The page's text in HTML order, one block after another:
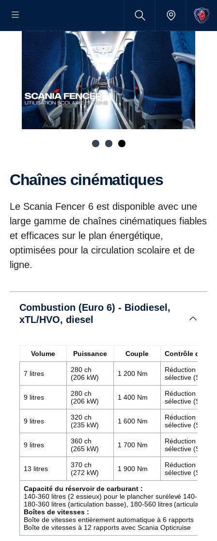
Chaînes cinématiques
Le Scania Fencer 6 est disponible avec une
large gamme de chaînes cinématiques fiables
et efficaces sur le plan énergétique,
optimisées pour la circulation scolaire et de
ligne.
Combustion (Euro 6) - Biodiesel,
xTL/HVO, diesel
Volume Puissance Couple Contrôle des
7 litres
280 ch
(206 kW)
1 200 Nm
Réduction
sélective (SCR)
9 litres
280 ch
(206 kW)
1 400 Nm
Réduction
sélective (SCR)
9 litres
320 ch
(235 kW)
1 600 Nm
Réduction
sélective (SCR)
9 litres
360 ch
(265 kW)
1 700 Nm
Réduction
sélective (SCR)
13 litres
370 ch
(272 kW)
1 900 Nm
Réduction
sélective (SCR)
Capacité du réservoir de carburant :
140-360 litres (2 essieux) pour le plancher surélevé 140-275
180-360 litres (articulation basse), 180-560 litres (articulation
Boîtes de vitesses :
Boîte de vitesses entièrement automatique à 6 rapports
Boîte de vitesses à 12 rapports avec Scania Opticruise